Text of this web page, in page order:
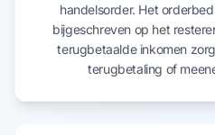
handelsorder. Het
bijgeschreven op het
terugbetaalde inkomen
terugbetaling of